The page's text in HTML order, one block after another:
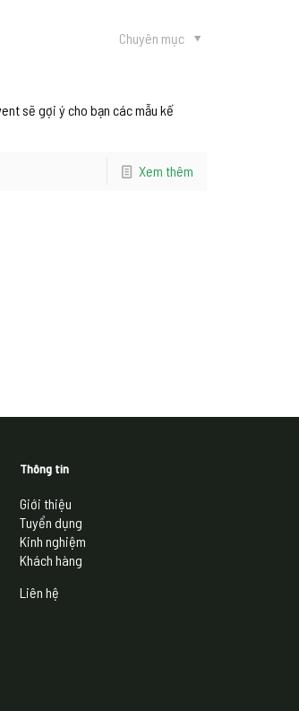
Chuyên mục
sẽ gợi ý cho bạn các mẫu kế
Xem thêm
Thông tin
Giới thiệu
Tuyển dụng
Kinh nghiệm
Khách hàng
Liên hệ